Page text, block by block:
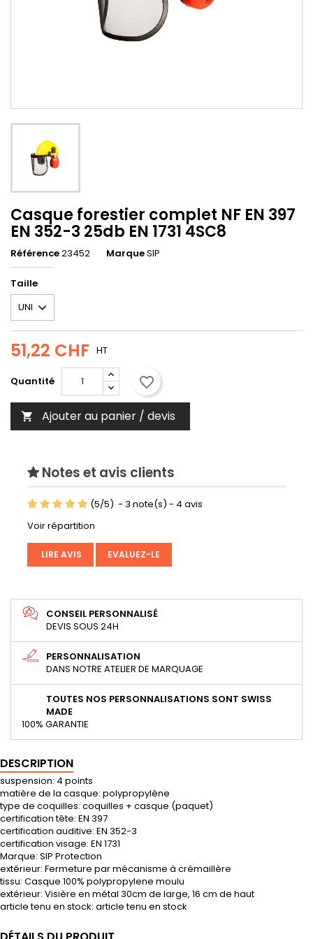
Casque forestier complet NF EN 397
EN 352-3 25db EN 1731 4SC8
Référence23452 MarqueSIP
Taille
51,22 CHF HT
Quantité favorite_border
 Ajouter au panier / devis
Notes et avis clients
(5/5) - 3 note(s) - 4 avis
Voir répartition
LIRE AVIS EVALUEZ-LE
CONSEIL PERSONNALISÉ
DEVIS SOUS 24H
PERSONNALISATION
DANS NOTRE ATELIER DE MARQUAGE
TOUTES NOS PERSONNALISATIONS SONT SWISS
MADE
100% GARANTIE
DESCRIPTION
suspension: 4 points
matière de la casque: polypropylène
type de coquilles: coquilles + casque (paquet)
certification tête: EN 397
certification auditive: EN 352-3
certification visage: EN 1731
Marque: SIP Protection
extérieur: Fermeture par mécanisme à crémaillère
tissu: Casque 100% polypropylene moulu
extérieur: Visière en métal 30cm de large, 16 cm de haut
article tenu en stock: article tenu en stock